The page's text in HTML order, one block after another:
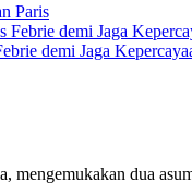
Paris
demi Jaga
mengemukakan dua